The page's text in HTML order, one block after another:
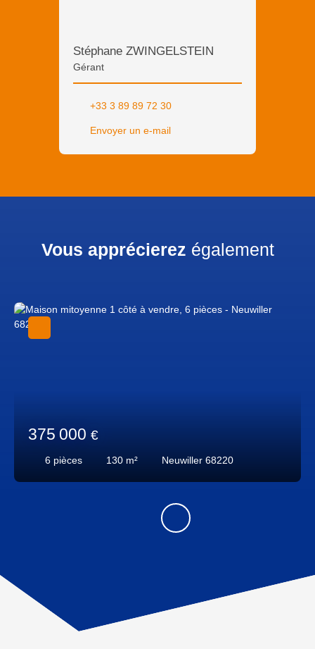
Stéphane ZWINGELSTEIN
Gérant
+33 3 89 89 72 30
Envoyer un e-mail
Vous apprécierez également
375 000 €
6 pièces 130 m² Neuwiller 68220